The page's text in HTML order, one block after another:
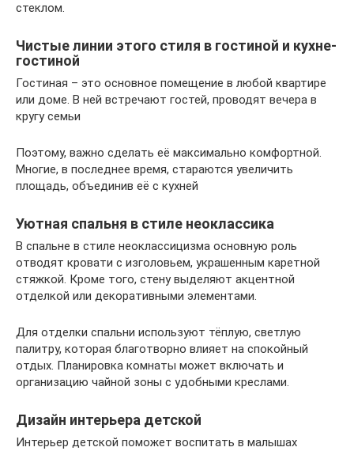
стеклом.
Чистые линии этого стиля в гостиной и кухне-
гостиной
Гостиная – это основное помещение в любой квартире
или доме. В ней встречают гостей, проводят вечера в
кругу семьи
Поэтому, важно сделать её максимально комфортной.
Многие, в последнее время, стараются увеличить
площадь, объединив её с кухней
Уютная спальня в стиле неоклассика
В спальне в стиле неоклассицизма основную роль
отводят кровати с изголовьем, украшенным каретной
стяжкой. Кроме того, стену выделяют акцентной
отделкой или декоративными элементами.
Для отделки спальни используют тёплую, светлую
палитру, которая благотворно влияет на спокойный
отдых. Планировка комнаты может включать и
организацию чайной зоны с удобными креслами.
Дизайн интерьера детской
Интерьер детской поможет воспитать в малышах